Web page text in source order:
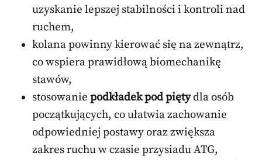
uzyskanie lepszej stabilności i kontroli nad
ruchem,
kolana powinny kierować się na zewnątrz,
co wspiera prawidłową biomechanikę
stawów,
stosowanie podkładek pod piętydla osób
początkujących, co ułatwia zachowanie
odpowiedniej postawy oraz zwiększa
zakres ruchu w czasie przysiadu ATG,